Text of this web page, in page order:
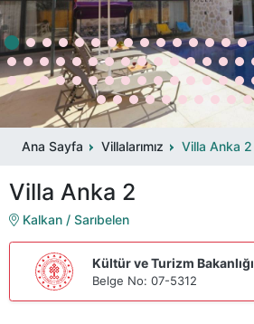
Ana Sayfa Villalarımız Villa Anka 2
Villa Anka 2
Kalkan / Sarıbelen
Kültür ve Turizm Bakanlığı
Belge No: 07-5312